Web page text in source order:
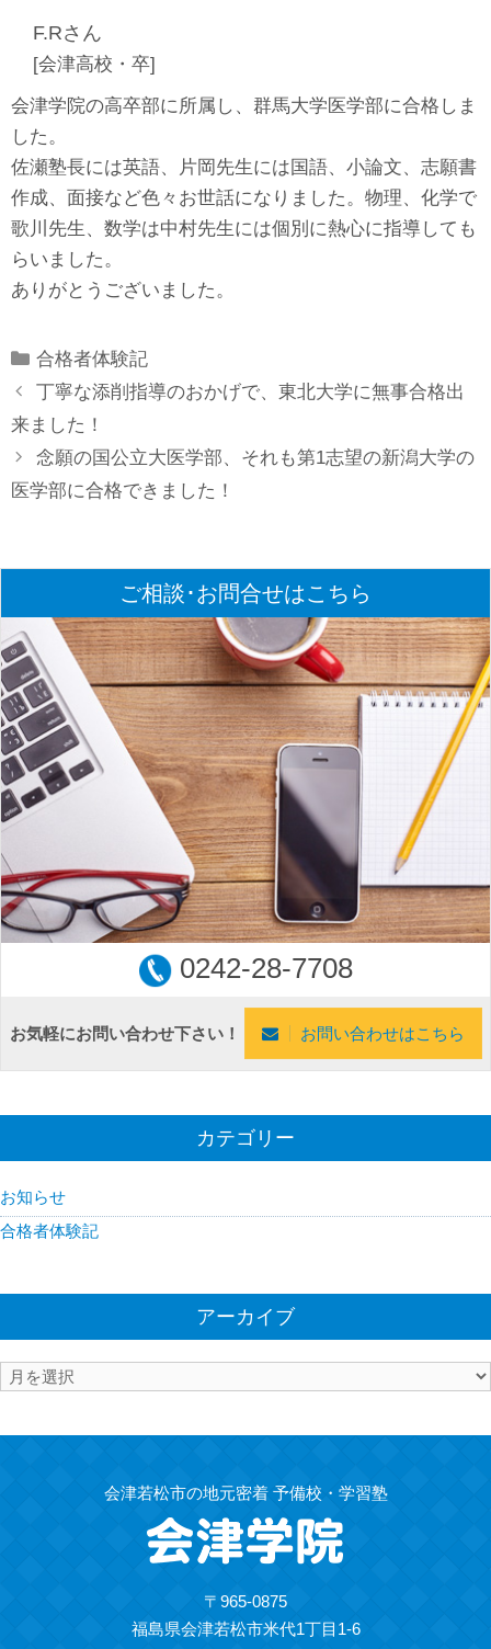
F.Rさん
[会津高校・卒]
会津学院の高卒部に所属し、群馬大学医学部に合格しま
した。
佐瀬塾長には英語、片岡先生には国語、小論文、志願書
作成、面接など色々お世話になりました。物理、化学で
歌川先生、数学は中村先生には個別に熱心に指導しても
らいました。
ありがとうございました。
Categories
合格者体験記
丁寧な添削指導のおかげで、東北大学に無事合格出
来ました！
念願の国公立大医学部、それも第1志望の新潟大学の
医学部に合格できました！
ご相談･お問合せはこちら
0242-28-7708
お気軽にお問い合わせ下さい！ お問い合わせはこちら
カテゴリー
お知らせ
合格者体験記
アーカイブ
ア
会津若松市の地元密着 予備校・学習塾
〒965-0875
福島県会津若松市米代1丁目1-6